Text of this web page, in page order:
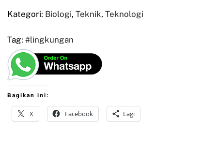
Kategori: Biologi, Teknik, Teknologi
Tag: #lingkungan
Bagikan ini:
X Facebook Lagi